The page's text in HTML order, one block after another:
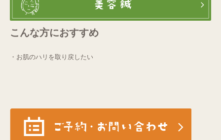
こんな方におすすめ
・お肌のハリを取り戻したい